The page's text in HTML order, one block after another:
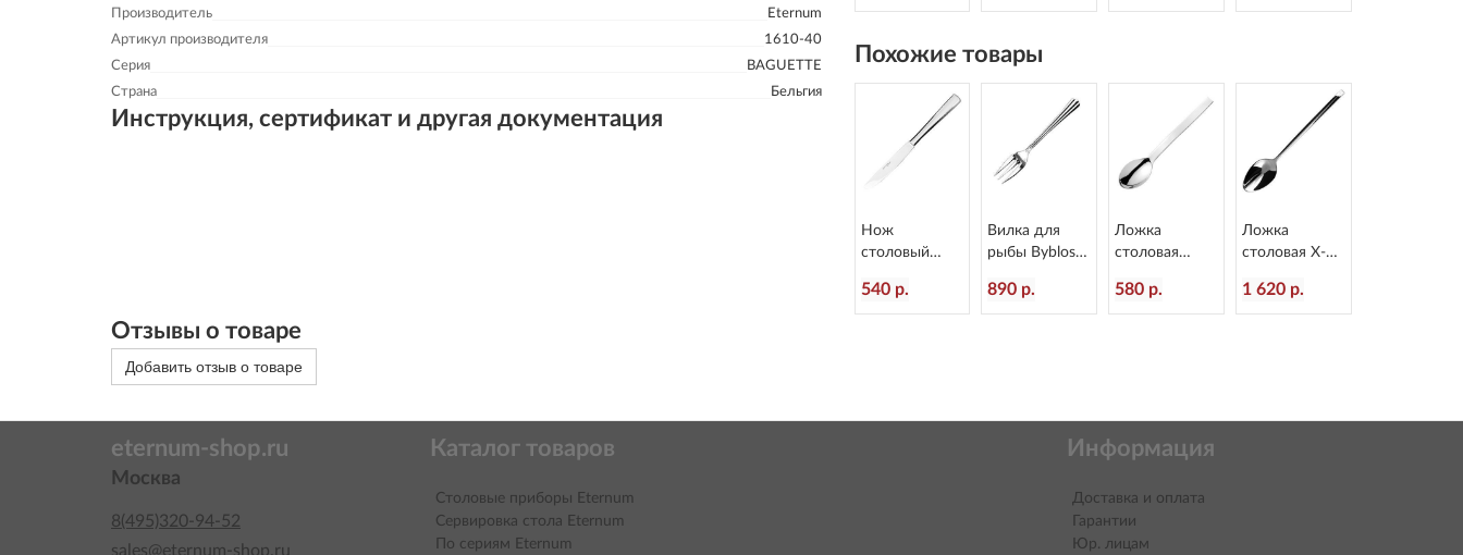
Производитель
Eternum
Артикул производителя
1610-40
Серия
BAGUETTE
Страна
Бельгия
Инструкция, сертификат и другая документация
1
3
предмета
3
Похожие товары
Нож
столовый
L=236/120 мм
Eternum 3010-
540 р.
Вилка для
рыбы Byblos
Eternum 1840-
16
890 р.
Ложка
столовая
L=207/60 мм
Eternum 3020-
580 р.
Ложка
столовая X-15
Eternum 1860-
2
1 620 р.
Отзывы о товаре
Добавить отзыв о товаре
eternum-shop.ru
Москва
8(495)320-94-52
sales@eternum-shop.ru
Каталог товаров
Столовые приборы Eternum
Сервировка стола Eternum
По сериям Eternum
Информация
Доставка и оплата
Гарантии
Юр. лицам